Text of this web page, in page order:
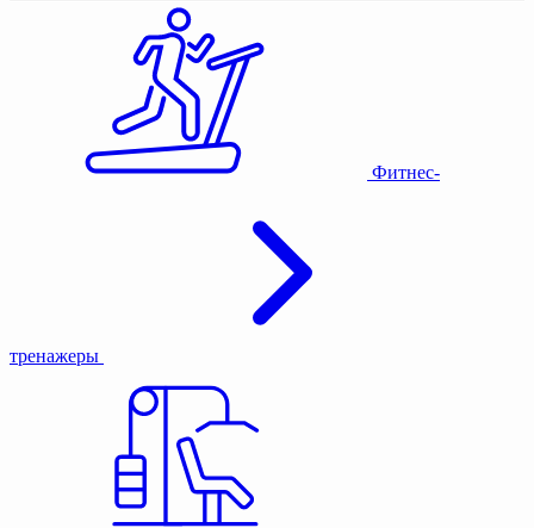
Фитнес-
тренажеры